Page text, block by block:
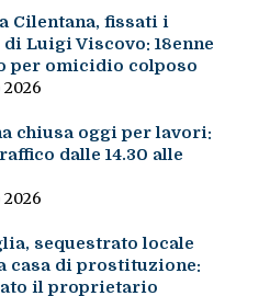
Cilentana, fissati i
Luigi Viscovo: 18enne
per omicidio colposo
chiusa oggi per lavori:
dalle 14.30 alle
sequestrato locale
casa di prostituzione:
il proprietario